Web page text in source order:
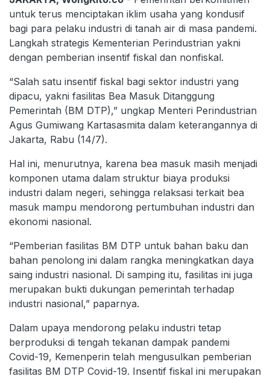
untuk terus menciptakan iklim usaha yang kondusif
bagi para pelaku industri di tanah air di masa pandemi.
Langkah strategis Kementerian Perindustrian yakni
dengan pemberian insentif fiskal dan nonfiskal.
“Salah satu insentif fiskal bagi sektor industri yang
dipacu, yakni fasilitas Bea Masuk Ditanggung
Pemerintah (BM DTP),” ungkap Menteri Perindustrian
Agus Gumiwang Kartasasmita dalam keterangannya di
Jakarta, Rabu (14/7).
Hal ini, menurutnya, karena bea masuk masih menjadi
komponen utama dalam struktur biaya produksi
industri dalam negeri, sehingga relaksasi terkait bea
masuk mampu mendorong pertumbuhan industri dan
ekonomi nasional.
“Pemberian fasilitas BM DTP untuk bahan baku dan
bahan penolong ini dalam rangka meningkatkan daya
saing industri nasional. Di samping itu, fasilitas ini juga
merupakan bukti dukungan pemerintah terhadap
industri nasional,” paparnya.
Dalam upaya mendorong pelaku industri tetap
berproduksi di tengah tekanan dampak pandemi
Covid-19, Kemenperin telah mengusulkan pemberian
fasilitas BM DTP Covid-19. Insentif fiskal ini merupakan